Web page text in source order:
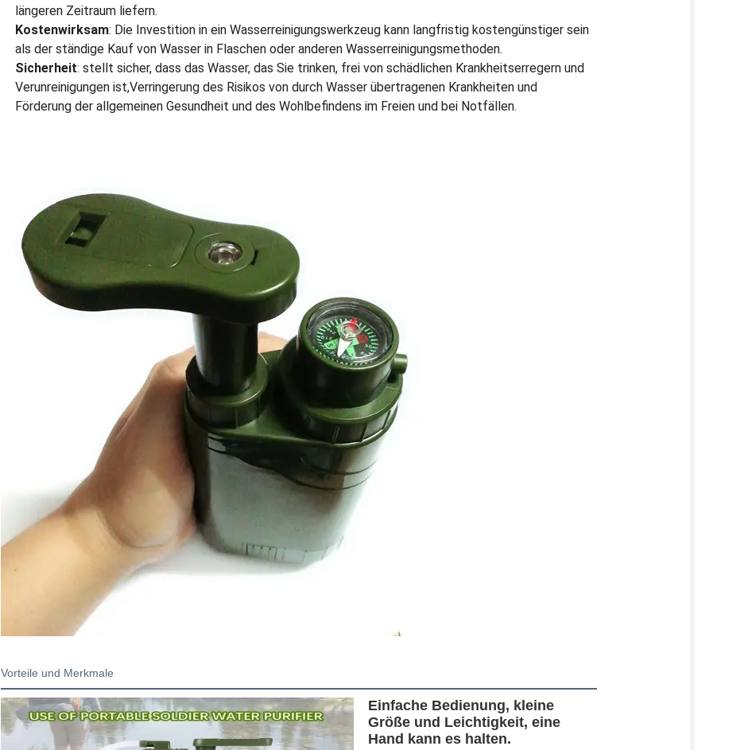
längeren Zeitraum liefern.
Kostenwirksam: Die Investition in ein Wasserreinigungswerkzeug kann langfristig kostengünstiger sein
als der ständige Kauf von Wasser in Flaschen oder anderen Wasserreinigungsmethoden.
Sicherheit: stellt sicher, dass das Wasser, das Sie trinken, frei von schädlichen Krankheitserregern und
Verunreinigungen ist,Verringerung des Risikos von durch Wasser übertragenen Krankheiten und
Förderung der allgemeinen Gesundheit und des Wohlbefindens im Freien und bei Notfällen.
Vorteile und Merkmale
Einfache Bedienung, kleine
Größe und Leichtigkeit, eine
Hand kann es halten.